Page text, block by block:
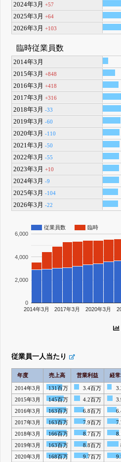
2024年3月+57
2025年3月+64
2026年3月+103
臨時従業員数
2014年3月
2015年3月+848
2016年3月+418
2017年3月+316
2018年3月-33
2019年3月-60
2020年3月-110
2021年3月-50
2022年3月-55
2023年3月+10
2024年3月-9
2025年3月-104
2026年3月-22
従業員数 臨時
2014年3月 2017年3月 2020年3月
0
2,000
4,000
6,000
従業員一人当たり
年度 売上高 営業利益 経
2014年3月 131百万 3.4百万
2015年3月
145百万 4.2百万
2016年3月
163百万 6.8百万
2017年3月
163百万 7.9百万
2018年3月
166百万 8.7百万
2019年3月
163百万 8.8百万
2020年3月
168百万 9.7百万